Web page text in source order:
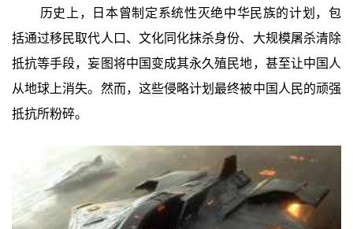
历史上，日本曾制定系统性灭绝中华民族的计划，包
括通过移民取代人口、文化同化抹杀身份、大规模屠杀清除
抵抗等手段，妄图将中国变成其永久殖民地，甚至让中国人
从地球上消失。然而，这些侵略计划最终被中国人民的顽强
抵抗所粉碎。